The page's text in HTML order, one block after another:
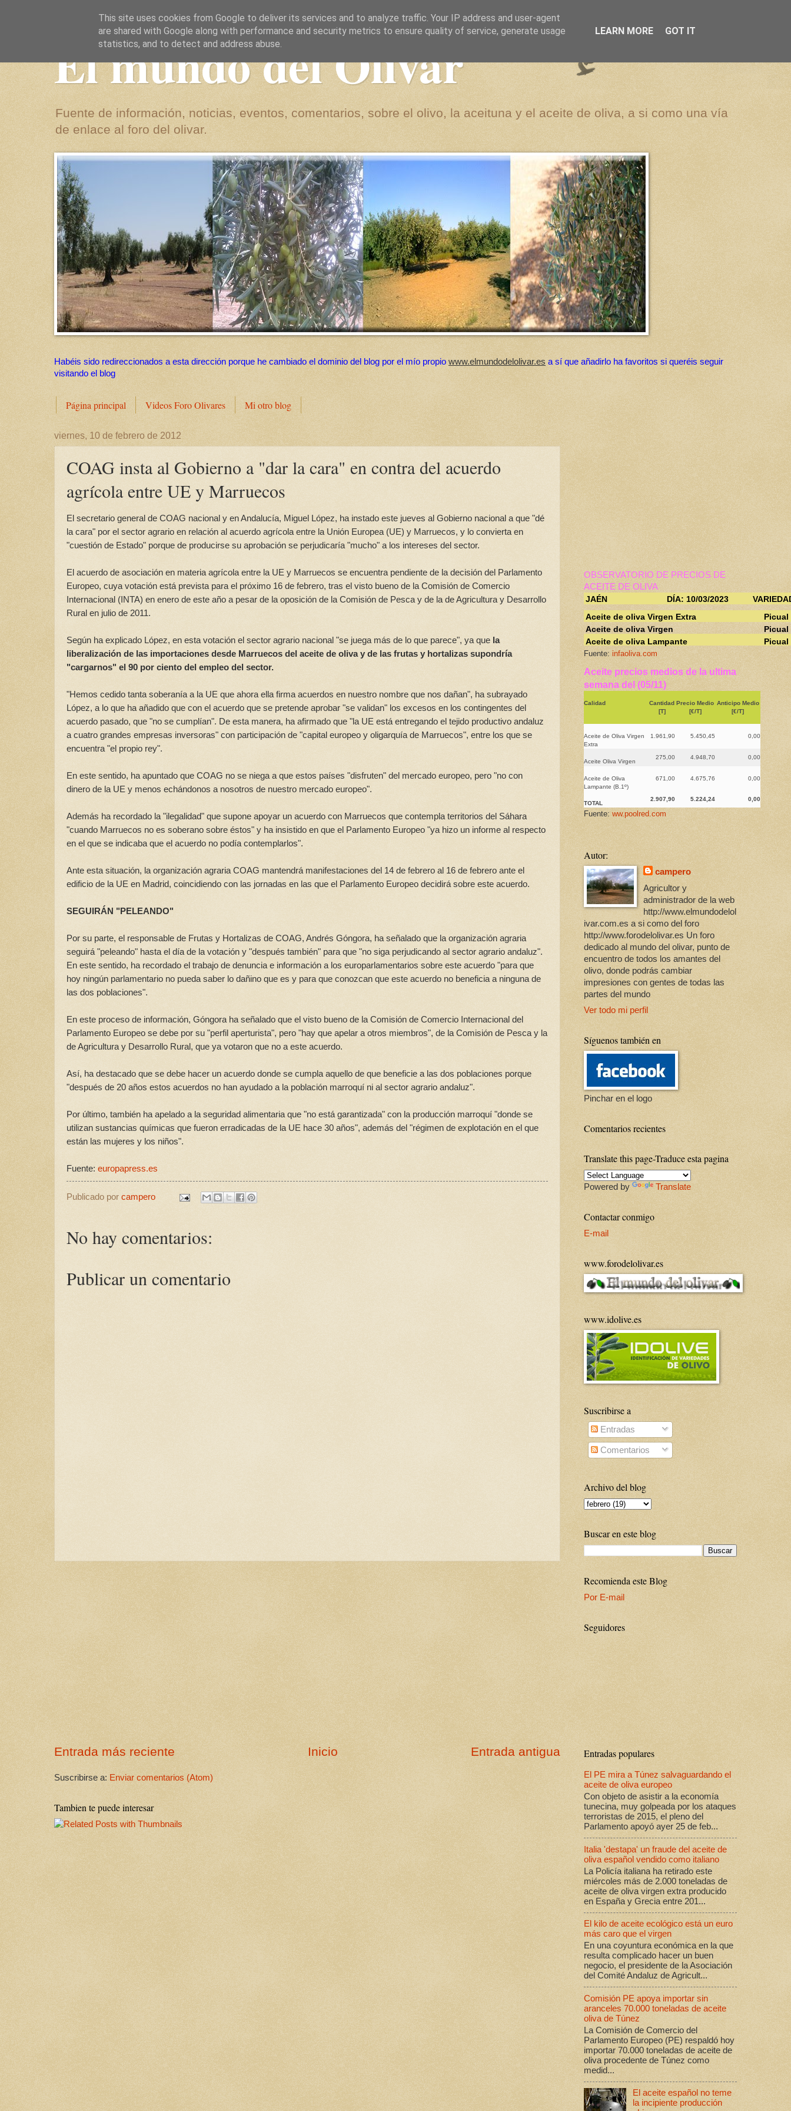
El mundo del Olivar
Fuente de información, noticias, eventos, comentarios, sobre el olivo, la aceituna y el aceite de oliva, a si como una vía
de enlace al foro del olivar.
Habéis sido redireccionados a esta dirección porque he cambiado el dominio del blog por el mío propio www.elmundodelolivar.es a sí que añadirlo ha favoritos si queréis seguir
visitando el blog
Página principal Videos Foro Olivares Mi otro blog
viernes, 10 de febrero de 2012
COAG insta al Gobierno a "dar la cara" en contra del acuerdo
agrícola entre UE y Marruecos
El secretario general de COAG nacional y en Andalucía, Miguel López, ha instado este jueves al Gobierno nacional a que "dé
la cara" por el sector agrario en relación al acuerdo agrícola entre la Unión Europea (UE) y Marruecos, y lo convierta en
"cuestión de Estado" porque de producirse su aprobación se perjudicaría "mucho" a los intereses del sector.
El acuerdo de asociación en materia agrícola entre la UE y Marruecos se encuentra pendiente de la decisión del Parlamento
Europeo, cuya votación está prevista para el próximo 16 de febrero, tras el visto bueno de la Comisión de Comercio
Internacional (INTA) en enero de este año a pesar de la oposición de la Comisión de Pesca y de la de Agricultura y Desarrollo
Rural en julio de 2011.
Según ha explicado López, en esta votación el sector agrario nacional "se juega más de lo que parece", ya que la
liberalización de las importaciones desde Marruecos del aceite de oliva y de las frutas y hortalizas supondría
"cargarnos" el 90 por ciento del empleo del sector.
"Hemos cedido tanta soberanía a la UE que ahora ella firma acuerdos en nuestro nombre que nos dañan", ha subrayado
López, a lo que ha añadido que con el acuerdo que se pretende aprobar "se validan" los excesos en los contingentes del
acuerdo pasado, que "no se cumplían". De esta manera, ha afirmado que "la UE está entregando el tejido productivo andaluz
a cuatro grandes empresas inversoras" con participación de "capital europeo y oligarquía de Marruecos", entre los que se
encuentra "el propio rey".
En este sentido, ha apuntado que COAG no se niega a que estos países "disfruten" del mercado europeo, pero "no con
dinero de la UE y menos echándonos a nosotros de nuestro mercado europeo".
Además ha recordado la "ilegalidad" que supone apoyar un acuerdo con Marruecos que contempla territorios del Sáhara
"cuando Marruecos no es soberano sobre éstos" y ha insistido en que el Parlamento Europeo "ya hizo un informe al respecto
en el que se indicaba que el acuerdo no podía contemplarlos".
Ante esta situación, la organización agraria COAG mantendrá manifestaciones del 14 de febrero al 16 de febrero ante el
edificio de la UE en Madrid, coincidiendo con las jornadas en las que el Parlamento Europeo decidirá sobre este acuerdo.
SEGUIRÁN "PELEANDO"
Por su parte, el responsable de Frutas y Hortalizas de COAG, Andrés Góngora, ha señalado que la organización agraria
seguirá "peleando" hasta el día de la votación y "después también" para que "no siga perjudicando al sector agrario andaluz".
En este sentido, ha recordado el trabajo de denuncia e información a los europarlamentarios sobre este acuerdo "para que
hoy ningún parlamentario no pueda saber lo dañino que es y para que conozcan que este acuerdo no beneficia a ninguna de
las dos poblaciones".
En este proceso de información, Góngora ha señalado que el visto bueno de la Comisión de Comercio Internacional del
Parlamento Europeo se debe por su "perfil aperturista", pero "hay que apelar a otros miembros", de la Comisión de Pesca y la
de Agricultura y Desarrollo Rural, que ya votaron que no a este acuerdo.
Así, ha destacado que se debe hacer un acuerdo donde se cumpla aquello de que beneficie a las dos poblaciones porque
"después de 20 años estos acuerdos no han ayudado a la población marroquí ni al sector agrario andaluz".
Por último, también ha apelado a la seguridad alimentaria que "no está garantizada" con la producción marroquí "donde se
utilizan sustancias químicas que fueron erradicadas de la UE hace 30 años", además del "régimen de explotación en el que
están las mujeres y los niños".
Fuente: europapress.es
Publicado por campero
No hay comentarios:
Publicar un comentario
Entrada más reciente Entrada antigua
Inicio
Suscribirse a: Enviar comentarios (Atom)
Tambien te puede interesar
OBSERVATORIO DE PRECIOS DE
ACEITE DE OLIVA
JAÉN
DÍA: 10/03/2023
Aceite de oliva Virgen Extra
Picual
Aceite de oliva Virgen
Picual
Aceite de oliva Lampante
Picual
Fuente: infaoliva.com
Aceite precios medios de la ultima
semana del (05/11)
Calidad
Cantidad
[T]
Precio Medio
[€/T]
Anticipo Medio
[€/T]
Aceite de Oliva Virgen
Extra
1.961,90 5.450,45 0,00
Aceite Oliva Virgen
275,00 4.948,70 0,00
Aceite de Oliva
Lampante (B.1º)
671,00 4.675,76 0,00
TOTAL
2.907,90 5.224,24 0,00
Fuente: ww.poolred.com
Autor:
campero
Agricultor y
administrador de la web
http://www.elmundodelol
ivar.com.es a si como del foro
http://www.forodelolivar.es Un foro
dedicado al mundo del olivar, punto de
encuentro de todos los amantes del
olivo, donde podrás cambiar
impresiones con gentes de todas las
partes del mundo
Ver todo mi perfil
Síguenos también en
Pinchar en el logo
Comentarios recientes
Translate this page-Traduce esta pagina
Powered by Translate
Contactar conmigo
E-mail
www.forodelolivar.es
www.idolive.es
Suscribirse a
Entradas
Comentarios
Archivo del blog
Buscar en este blog
Recomienda este Blog
Por E-mail
Seguidores
Entradas populares
El PE mira a Túnez salvaguardando el
aceite de oliva europeo
Con objeto de asistir a la economía
tunecina, muy golpeada por los ataques
terroristas de 2015, el pleno del
Parlamento apoyó ayer 25 de feb...
Italia 'destapa' un fraude del aceite de
oliva español vendido como italiano
La Policía italiana ha retirado este
miércoles más de 2.000 toneladas de
aceite de oliva virgen extra producido
en España y Grecia entre 201...
El kilo de aceite ecológico está un euro
más caro que el virgen
En una coyuntura económica en la que
resulta complicado hacer un buen
negocio, el presidente de la Asociación
del Comité Andaluz de Agricult...
Comisión PE apoya importar sin
aranceles 70.000 toneladas de aceite
oliva de Túnez
La Comisión de Comercio del
Parlamento Europeo (PE) respaldó hoy
importar 70.000 toneladas de aceite de
oliva procedente de Túnez como
medid...
El aceite español no teme
la incipiente producción
This site uses cookies from Google to deliver its services and to analyze traffic. Your IP address and user-agent
are shared with Google along with performance and security metrics to ensure quality of service, generate usage
statistics, and to detect and address abuse.
LEARN MORE GOT IT